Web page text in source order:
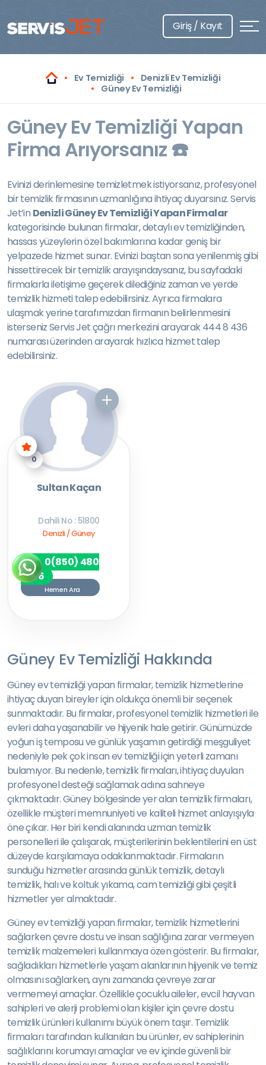
Giriş / Kayıt
Ev Temizliği
Denizli Ev Temizliği
Güney Ev Temizliği
Güney Ev Temizliği Yapan
Firma Arıyorsanız ☎️
Evinizi derinlemesine temizletmek istiyorsanız, profesyonel
bir temizlik firmasının uzmanlığına ihtiyaç duyarsınız. Servis
Jet’in Denizli Güney Ev Temizliği Yapan Firmalar
kategorisinde bulunan firmalar, detaylı ev temizliğinden,
hassas yüzeylerin özel bakımlarına kadar geniş bir
yelpazede hizmet sunar. Evinizi baştan sona yenilenmiş gibi
hissettirecek bir temizlik arayışındaysanız, bu sayfadaki
firmalarla iletişime geçerek dilediğiniz zaman ve yerde
temizlik hizmeti talep edebilirsiniz. Ayrıca firmalara
ulaşmak yerine tarafımızdan firmanın belirlenmesini
isterseniz Servis Jet çağrı merkezini arayarak 444 8 436
numarası üzerinden arayarak hızlıca hizmet talep
edebilirsiniz.
0
Sultan Kaçan
Dahili No : 51800
Denizli / Güney
0(850) 480
7256
Hemen Ara
Güney Ev Temizliği Hakkında
Güney ev temizliği yapan firmalar, temizlik hizmetlerine
ihtiyaç duyan bireyler için oldukça önemli bir seçenek
sunmaktadır. Bu firmalar, profesyonel temizlik hizmetleri ile
evleri daha yaşanabilir ve hijyenik hale getirir. Günümüzde
yoğun iş temposu ve günlük yaşamın getirdiği meşguliyet
nedeniyle pek çok insan ev temizliği için yeterli zamanı
bulamıyor. Bu nedenle, temizlik firmaları, ihtiyaç duyulan
profesyonel desteği sağlamak adına sahneye
çıkmaktadır. Güney bölgesinde yer alan temizlik firmaları,
özellikle müşteri memnuniyeti ve kaliteli hizmet anlayışıyla
öne çıkar. Her biri kendi alanında uzman temizlik
personelleri ile çalışarak, müşterilerinin beklentilerini en üst
düzeyde karşılamaya odaklanmaktadır. Firmaların
sunduğu hizmetler arasında günlük temizlik, detaylı
temizlik, halı ve koltuk yıkama, cam temizliği gibi çeşitli
hizmetler yer almaktadır.
Güney ev temizliği yapan firmalar, temizlik hizmetlerini
sağlarken çevre dostu ve insan sağlığına zarar vermeyen
temizlik malzemeleri kullanmaya özen gösterir. Bu firmalar,
sağladıkları hizmetlerle yaşam alanlarının hijyenik ve temiz
olmasını sağlarken, aynı zamanda çevreye zarar
vermemeyi amaçlar. Özellikle çocuklu aileler, evcil hayvan
sahipleri ve alerji problemi olan kişiler için çevre dostu
temizlik ürünleri kullanımı büyük önem taşır. Temizlik
firmaları tarafından kullanılan bu ürünler, ev sahiplerinin
sağlıklarını korumayı amaçlar ve ev içinde güvenli bir